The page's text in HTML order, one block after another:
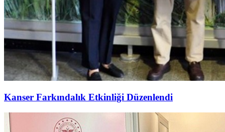
Kanser Farkındalık Etkinliği Düzenlendi